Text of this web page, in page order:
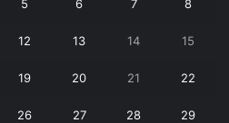
5 6 7 8
12 13 14 15
19 20 21 22
26 27 28 29